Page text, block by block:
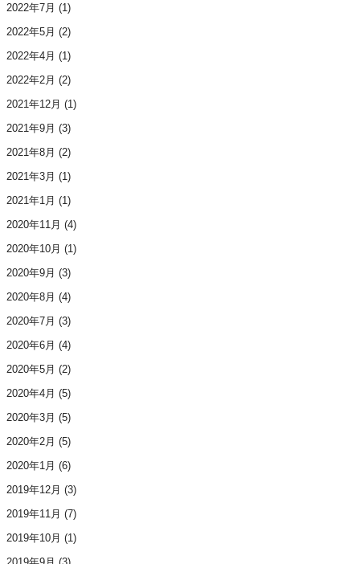
2022年7月 (1)
2022年5月 (2)
2022年4月 (1)
2022年2月 (2)
2021年12月 (1)
2021年9月 (3)
2021年8月 (2)
2021年3月 (1)
2021年1月 (1)
2020年11月 (4)
2020年10月 (1)
2020年9月 (3)
2020年8月 (4)
2020年7月 (3)
2020年6月 (4)
2020年5月 (2)
2020年4月 (5)
2020年3月 (5)
2020年2月 (5)
2020年1月 (6)
2019年12月 (3)
2019年11月 (7)
2019年10月 (1)